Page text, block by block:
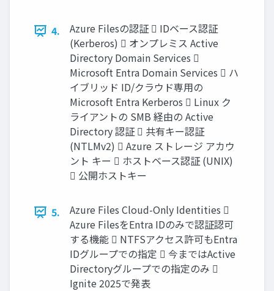
4.
Azure Filesの認証  IDベース認証
(Kerberos)  オンプレミス Active
Directory Domain Services 
Microsoft Entra Domain Services  ハ
イブリッド ID/クラウド専用の
Microsoft Entra Kerberos  Linux ク
ライアントの SMB 経由の Active
Directory 認証  共有キー認証
(NTLMv2)  Azure ストレージ アカウ
ント キー  ホストベース認証 (UNIX)
 公開ホストキー
5.
Azure Files Cloud-Only Identities 
Azure FilesをEntra IDのみで認証認可
する機能  NTFSアクセス許可もEntra
IDグループでの指定  今まではActive
Directoryグループでの指定のみ 
Ignite 2025で発表